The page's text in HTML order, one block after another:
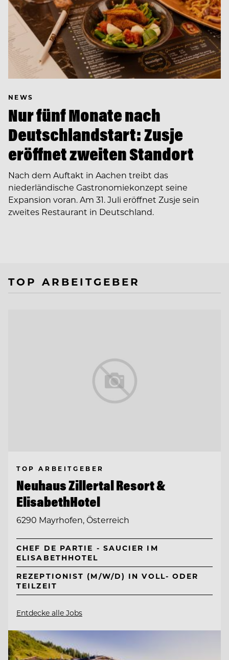
NEWS
Nur fünf Monate nach
Deutschlandstart: Zusje
eröffnet zweiten Standort
Nach dem Auftakt in Aachen treibt das
niederländische Gastronomiekonzept seine
Expansion voran. Am 31. Juli eröffnet Zusje sein
zweites Restaurant in Deutschland.
TOP ARBEITGEBER
TOP ARBEITGEBER
Neuhaus Zillertal Resort &
ElisabethHotel
6290 Mayrhofen, Österreich
CHEF DE PARTIE - SAUCIER IM
ELISABETHHOTEL
REZEPTIONIST (M/W/D) IN VOLL- ODER
TEILZEIT
Entdecke alle Jobs